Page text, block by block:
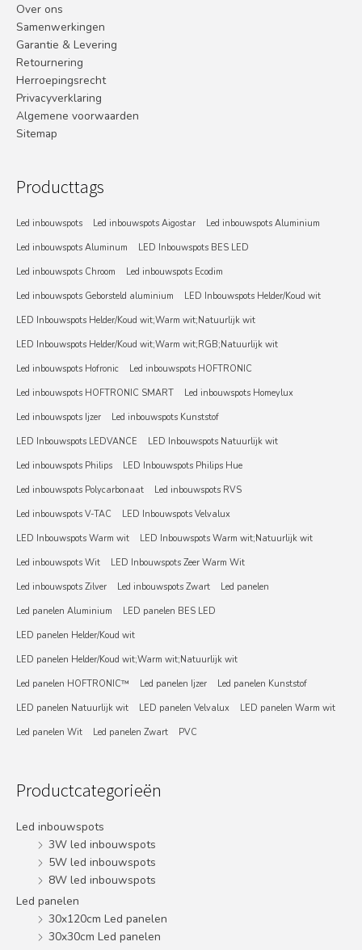
Over ons
Samenwerkingen
Garantie & Levering
Retournering
Herroepingsrecht
Privacyverklaring
Algemene voorwaarden
Sitemap
Producttags
Led inbouwspots Led inbouwspots Aigostar
Led inbouwspots Aluminium
Led inbouwspots Aluminum
LED Inbouwspots BES LED
Led inbouwspots Chroom
Led inbouwspots Ecodim
Led inbouwspots Geborsteld aluminium
LED Inbouwspots Helder/Koud wit
LED Inbouwspots Helder/Koud wit;Warm wit;Natuurlijk wit
LED Inbouwspots Helder/Koud wit;Warm wit;RGB;Natuurlijk wit
Led inbouwspots Hofronic
Led inbouwspots HOFTRONIC
Led inbouwspots HOFTRONIC SMART
Led inbouwspots Homeylux
Led inbouwspots Ijzer
Led inbouwspots Kunststof
LED Inbouwspots LEDVANCE
LED Inbouwspots Natuurlijk wit
Led inbouwspots Philips
LED Inbouwspots Philips Hue
Led inbouwspots Polycarbonaat
Led inbouwspots RVS
Led inbouwspots V-TAC
LED Inbouwspots Velvalux
LED Inbouwspots Warm wit
LED Inbouwspots Warm wit;Natuurlijk wit
Led inbouwspots Wit
LED Inbouwspots Zeer Warm Wit
Led inbouwspots Zilver
Led inbouwspots Zwart
Led panelen
Led panelen Aluminium
LED panelen BES LED
LED panelen Helder/Koud wit
LED panelen Helder/Koud wit;Warm wit;Natuurlijk wit
Led panelen HOFTRONIC™
Led panelen Ijzer
Led panelen Kunststof
LED panelen Natuurlijk wit
LED panelen Velvalux
LED panelen Warm wit
Led panelen Wit
Led panelen Zwart PVC
Productcategorieën
Led inbouwspots
3W led inbouwspots
5W led inbouwspots
8W led inbouwspots
Led panelen
30x120cm Led panelen
30x30cm Led panelen